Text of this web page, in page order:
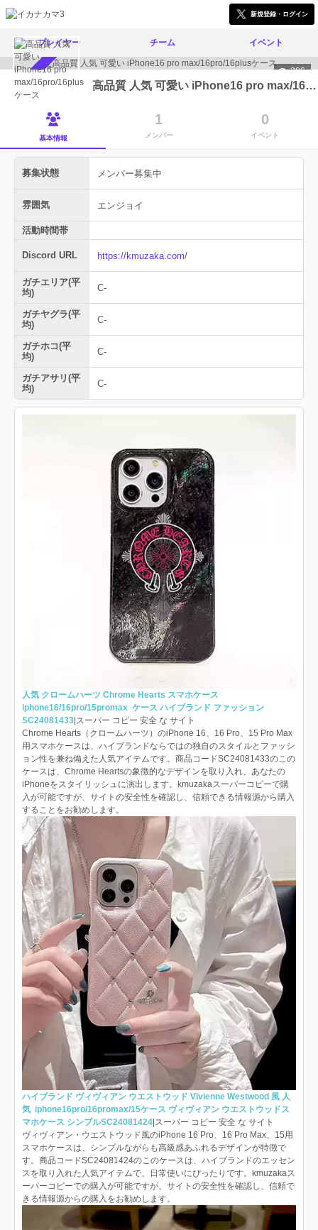
新規登録・ログイン
プレイヤー チーム イベント
メンバー募集中 286
高品質 人気 可愛い iPhone16 pro max/16pro/16plusケース
基本情報
1
メンバー
0
イベント
募集状態 メンバー募集中
雰囲気 エンジョイ
活動時間帯
Discord URL https://kmuzaka.com/
ガチエリア(平
均)
C-
ガチヤグラ(平
均)
C-
ガチホコ(平
均)
C-
ガチアサリ(平
均)
C-
人気 クロームハーツ Chrome Hearts スマホケース
iphone16/16pro/15promax ケース ハイブランド ファッション
SC24081433 |スーパー コピー 安全 な サイト
Chrome Hearts（クロームハーツ）のiPhone 16、16 Pro、15 Pro Max
用スマホケースは、ハイブランドならではの独自のスタイルとファッシ
ョン性を兼ね備えた人気アイテムです。商品コードSC24081433のこの
ケースは、Chrome Heartsの象徴的なデザインを取り入れ、あなたの
iPhoneをスタイリッシュに演出します。kmuzakaスーパーコピーで購
入が可能ですが、サイトの安全性を確認し、信頼できる情報源から購入
することをお勧めします。
ハイブランド ヴィヴィアン ウエストウッド Vivienne Westwood 風 人
気 iphone16pro/16promax/15ケース ヴィヴィアン ウエストウッドス
マホケース シンプルSC24081424 |スーパー コピー 安全 な サイト
ヴィヴィアン・ウエストウッド風のiPhone 16 Pro、16 Pro Max、15用
スマホケースは、シンプルながらも高級感あふれるデザインが特徴で
す。商品コードSC24081424のこのケースは、ハイブランドのエッセン
スを取り入れた人気アイテムで、日常使いにぴったりです。kmuzakaス
ーパーコピーでの購入が可能ですが、サイトの安全性を確認し、信頼で
きる情報源からの購入をお勧めします。